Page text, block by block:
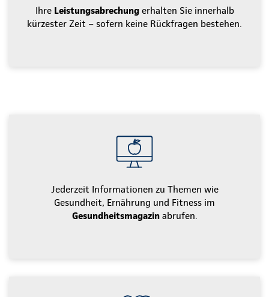
Ihre Leistungsabrechungerhalten Sie innerhalb
kürzester Zeit – sofern keine Rückfragen bestehen.
Jederzeit Informationen zu Themen wie
Gesundheit, Ernährung und Fitness im
Gesundheitsmagazinabrufen.